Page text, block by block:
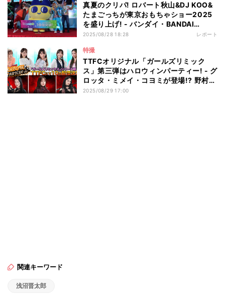
真夏のクリパ! ロバート秋山&DJ KOO&
たまごっちが東京おもちゃショー2025
を盛り上げ! - バンダイ・BANDAI
SPIRITS注目アイテムは?
2025/08/28 18:28 レポート
特撮
TTFCオリジナル「ガールズリミック
ス」第三弾はハロウィンパーティー! - グ
ロッタ・ミメイ・コヨミが登場!? 野村静
香&桜井沙羅も参加!
2025/08/29 17:00
関連キーワード
浅沼晋太郎